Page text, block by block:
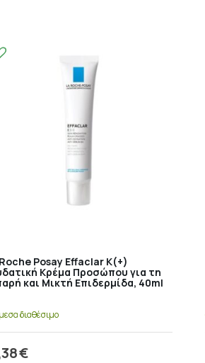
Posay Effaclar K(+)
Κρέμα Προσώπου για τη
και Μικτή Επιδερμίδα, 40ml
διαθέσιμο
€